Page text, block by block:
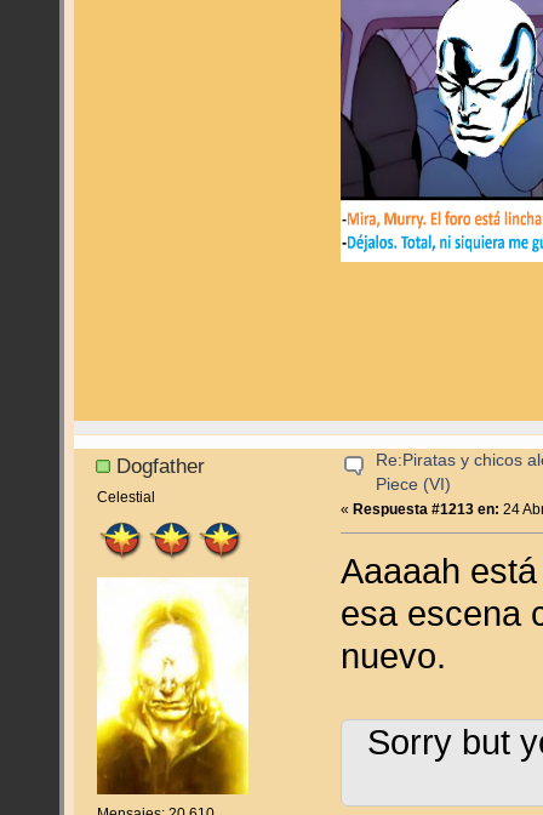
Dogfather
Celestial
Re:Piratas y chicos
Piece (VI)
« Respuesta #1213 en: 24
Aaaaah
esa escena
nuevo.
Sorry but